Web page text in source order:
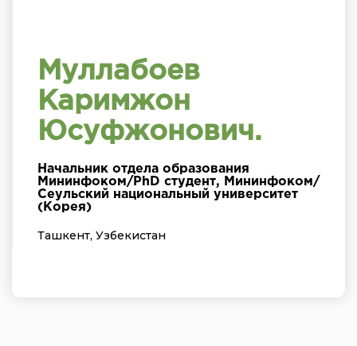
Муллабоев
Каримжон
Юсуфжонович.
Начальник отдела образования
Мининфоком/PhD студент, Мининфоком/
Сеульский национальный университет
(Корея)
Ташкент, Узбекистан